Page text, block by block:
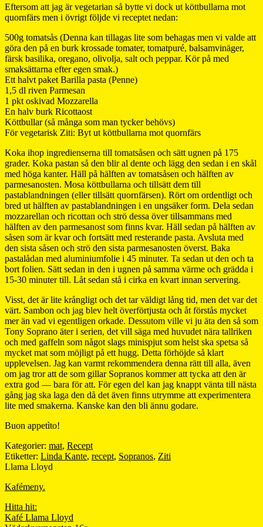
Eftersom att jag är vegetarian så bytte vi dock ut köttbullarna mot
quornfärs men i övrigt följde vi receptet nedan:
500g tomatsås (Denna kan tillagas lite som behagas men vi valde att
göra den på en burk krossade tomater, tomatpuré, balsamvinäger,
färsk basilika, oregano, olivolja, salt och peppar. Kör på med
smaksättarna efter egen smak.)
Ett halvt paket Barilla pasta (Penne)
1,5 dl riven Parmesan
1 pkt oskivad Mozzarella
En halv burk Ricottaost
Köttbullar (så många som man tycker behövs)
För vegetarisk Ziti: Byt ut köttbullarna mot quornfärs
Koka ihop ingredienserna till tomatsåsen och sätt ugnen på 175
grader. Koka pastan så den blir al dente och lägg den sedan i en skål
med höga kanter. Häll på hälften av tomatsåsen och hälften av
parmesanosten. Mosa köttbullarna och tillsätt dem till
pastablandningen (eller tillsätt quornfärsen). Rört om ordentligt och
bred ut hälften av pastablandningen i en ungsäker form. Dela sedan
mozzarellan och ricottan och strö dessa över tillsammans med
hälften av den parmesanost som finns kvar. Häll sedan på hälften av
såsen som är kvar och fortsätt med resterande pasta. Avsluta med
den sista såsen och strö den sista parmesanosten överst. Baka
pastalådan med aluminiumfolie i 45 minuter. Ta sedan ut den och ta
bort folien. Sätt sedan in den i ugnen på samma värme och grädda i
15-30 minuter till. Låt sedan stå i cirka en kvart innan servering.
Visst, det är lite krångligt och det tar väldigt lång tid, men det var det
värt. Sambon och jag blev helt överförtjusta och åt förstås mycket
mer än vad vi egentligen orkade. Dessutom ville vi ju äta den så som
Tony Soprano äter i serien, det vill säga med huvudet nära tallriken
och med gaffeln som något slags minispjut som helst ska spetsa så
mycket mat som möjligt på ett hugg. Detta förhöjde så klart
upplevelsen. Jag kan varmt rekommendera denna rätt till alla, även
om jag tror att de som gillar Sopranos kommer att tycka att den är
extra god — bara för att. För egen del kan jag knappt vänta till nästa
gång jag ska laga den då det även finns utrymme att experimentera
lite med smakerna. Kanske kan den bli ännu godare.
Buon appetìto!
Kategorier: mat, Recept
Etiketter: Linda Kante, recept, Sopranos, Ziti
Llama Lloyd
Kafémeny.
Hitta hit:
Kafé Llama Lloyd